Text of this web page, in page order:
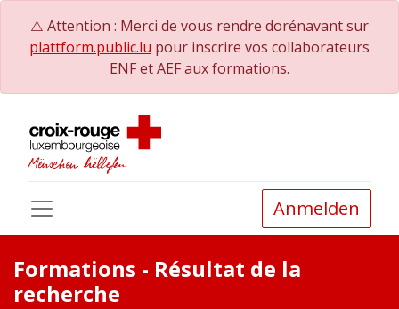
⚠️ Attention : Merci de vous rendre dorénavant sur
plattform.public.lu pour inscrire vos collaborateurs
ENF et AEF aux formations.
Anmelden
Formations - Résultat de la
recherche